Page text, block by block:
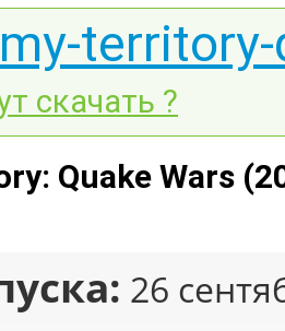
скачать ?
Quake Wars
26